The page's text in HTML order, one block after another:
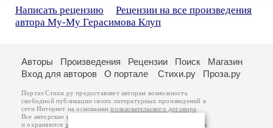
Написать рецензию
Рецензии на все произведения
автора Му-Му Герасимова Клуп
Авторы Произведения Рецензии Поиск
Магазин
Вход для авторов
О портале Стихи.ру Проза.ру
Портал Стихи.ру предоставляет авторам возможность
свободной публикации своих литературных произведений в
сети Интернет на основаниипользовательского договора
Все авторские права на произведения принадлежат авторам
и охраняются законом . Перепечатка произведений возможна